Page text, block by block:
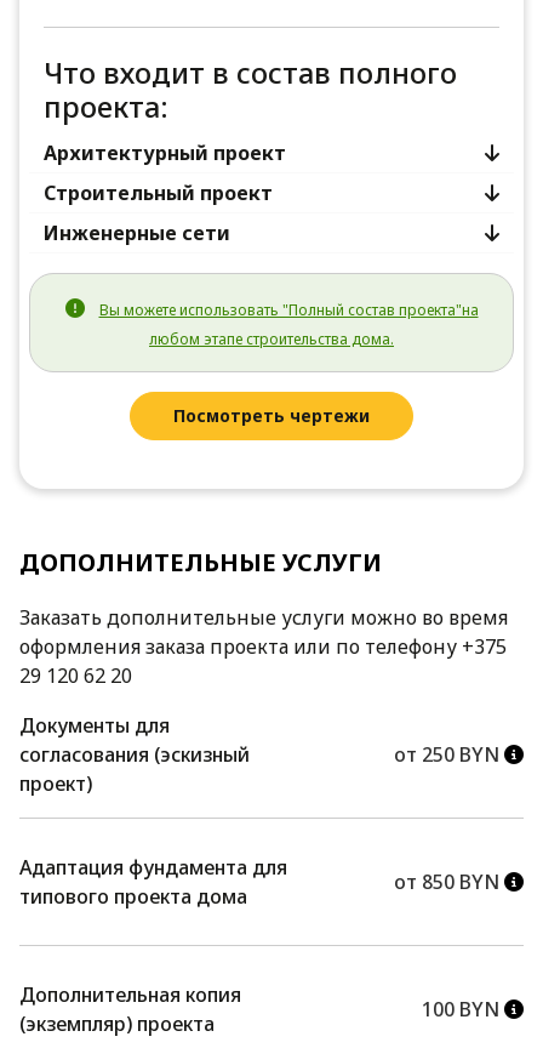
Что входит в состав полного
проекта:
Архитектурный проект
Строительный проект
Инженерные сети
Вы можете использовать "Полный состав проекта"на
любом этапе строительства дома.
Посмотреть чертежи
ДОПОЛНИТЕЛЬНЫЕ УСЛУГИ
Заказать дополнительные услуги можно во время
оформления заказа проекта или по телефону +375
29 120 62 20
Документы для
согласования (эскизный
проект)
от 250 BYN
Адаптация фундамента для
типового проекта дома
от 850 BYN
Дополнительная копия
(экземпляр) проекта
100 BYN